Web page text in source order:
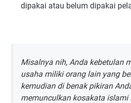
36. Dzaki
40. Durar
41. Din
42. Daanish
dipakai atau belum dipakai
Misalnya nih, Anda kebetulan
usaha miliki orang lain yang
kemudian di benak pikiran
memunculkan kosakata islami